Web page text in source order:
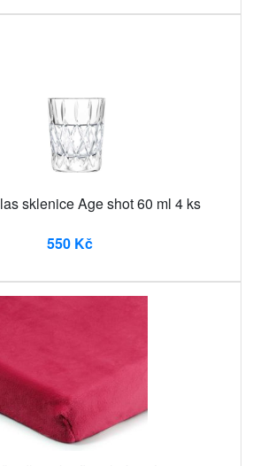
sklenice Age shot 60 ml 4 ks
550 Kč